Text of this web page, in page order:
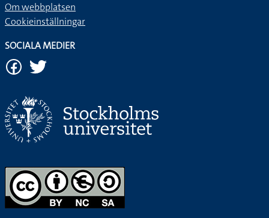
Om webbplatsen
Cookieinställningar
SOCIALA MEDIER